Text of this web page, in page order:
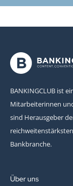
BANKINGCLUB ist
Mitarbeiterinnen
sind Herausgeber
Bankbranche.
Über uns